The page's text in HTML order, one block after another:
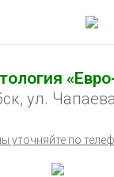
ул.
уточняйте по